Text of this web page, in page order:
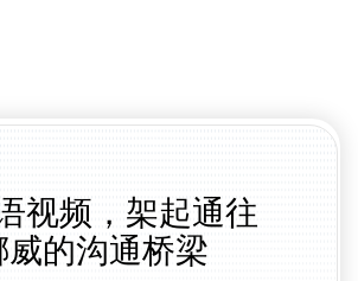
视频，架起通往
威的沟通桥梁